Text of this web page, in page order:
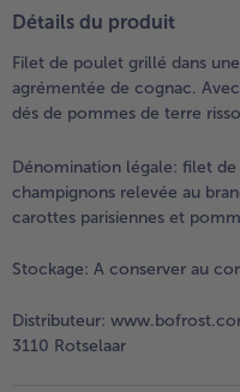
Détails du produit
Filet de poulet grillé dans
agrémentée de cognac.
dés de pommes de terre
Dénomination légale: filet de
champignons relevée au
carottes parisiennes et
Stockage: A conserver au
Distributeur:
3110 Rotselaar